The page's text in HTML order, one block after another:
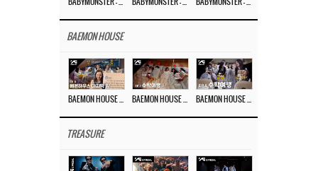
BAEMON HOUSE
TREASURE